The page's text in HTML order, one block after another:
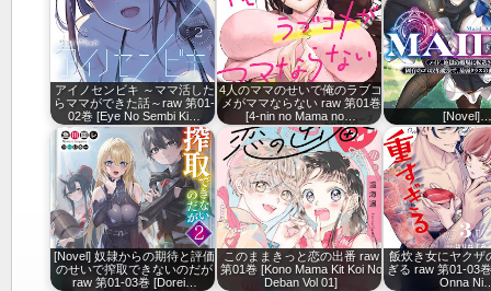
アイノセンビキ ～ママ活した
らママができた話～raw 第01-
02巻 [Eye No Sembi Ki…
4人のママのせいで俺のラブコ
メがママならない raw 第01巻
[4-nin no Mama no…
[Novel] 奴隷からの期待と評価
のせいで搾取できないのだが
raw 第01-03巻 [Dorei…
このままきっと恋の出番 raw
第01巻 [Kono Mama Kit Koi No
Deban Vol 01]
飯炊き女にヤクザ
ぎる raw 第01-03
Onna